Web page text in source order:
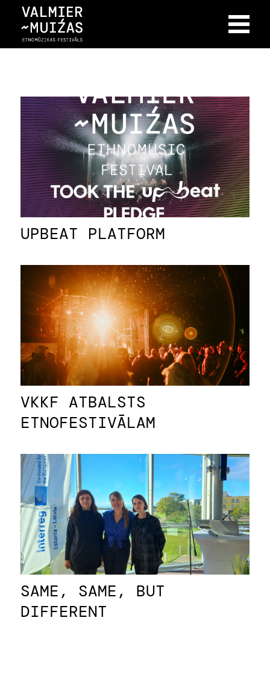
UPBEAT PLATFORM
VKKF ATBALSTS
ETNOFESTIVĀLAM
SAME, SAME, BUT
DIFFERENT